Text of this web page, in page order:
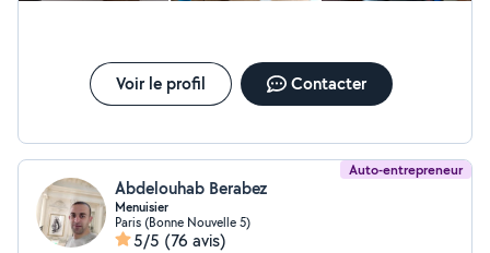
Voir le profil Contacter
Auto-entrepreneur
Abdelouhab Berabez
Menuisier
Paris (Bonne Nouvelle 5)
5/5 (76 avis)